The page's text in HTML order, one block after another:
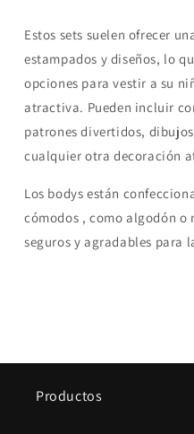
Estos sets suelen ofrecer
estampados y diseños, lo
opciones para vestir a su
atractiva. Pueden incluir
patrones divertidos,
cualquier otra decoración
Los bodys están
cómodos , como algodón o
seguros y agradables para
Productos